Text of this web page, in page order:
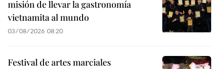
misión de llevar la gastronomía
vietnamita al mundo
03/08/2026 08:20
Festival de artes marciales